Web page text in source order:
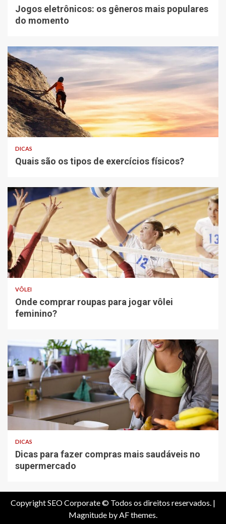
Jogos eletrônicos: os gêneros mais populares
do momento
DICAS
Quais são os tipos de exercícios físicos?
VÔLEI
Onde comprar roupas para jogar vôlei
feminino?
DICAS
Dicas para fazer compras mais saudáveis no
supermercado
Copyright SEO Corporate © Todos os direitos reservados. |
Magnitude by AF themes.